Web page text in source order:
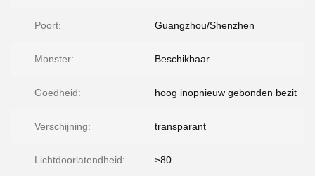
Poort: Guangzhou/Shenzhen
Monster: Beschikbaar
Goedheid: hoog inopnieuw gebonden bezit
Verschijning: transparant
Lichtdoorlatendheid: ≥80